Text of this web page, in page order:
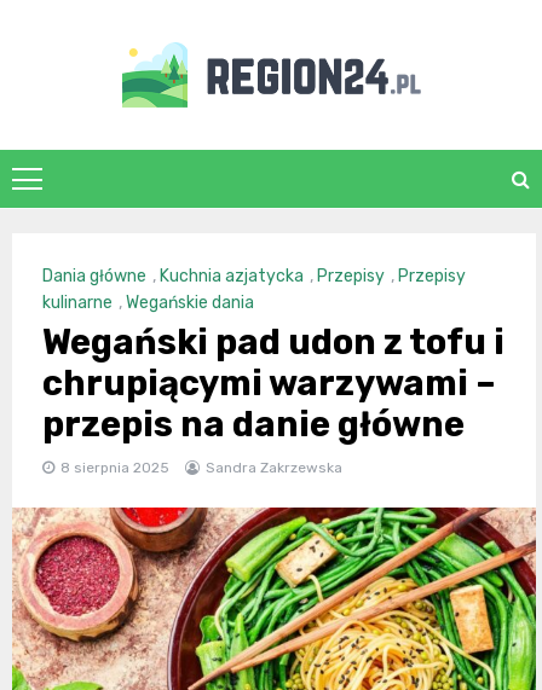
region24.pl
Dania główne ,Kuchnia azjatycka ,Przepisy ,Przepisy
kulinarne ,Wegańskie dania
Wegański pad udon z tofu i
chrupiącymi warzywami –
przepis na danie główne
8 sierpnia 2025 Sandra Zakrzewska